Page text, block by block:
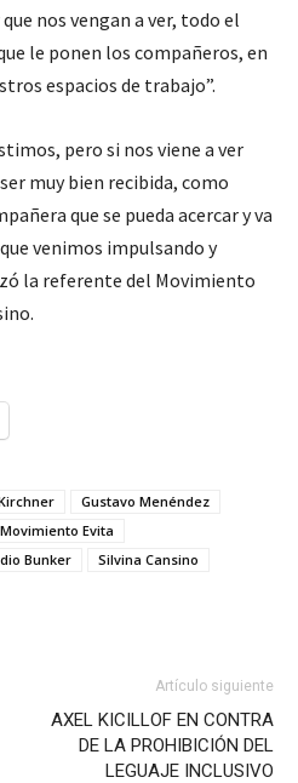
nos vengan a ver, todo el
le ponen los compañeros, en
espacios de trabajo”.
pero si nos viene a ver
muy bien recibida, como
que se pueda acercar y va
venimos impulsando y
la referente del Movimiento
Gustavo Menéndez
Movimiento Evita
Bunker
Silvina Cansino
Artículo siguiente
AXEL KICILLOF EN CONTRA
DE LA PROHIBICIÓN DEL
LEGUAJE INCLUSIVO